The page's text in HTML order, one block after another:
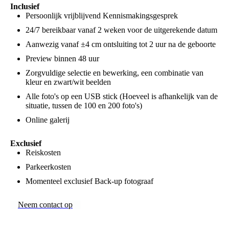
Inclusief
Persoonlijk vrijblijvend Kennismakingsgesprek
24/7 bereikbaar vanaf 2 weken voor de uitgerekende datum
Aanwezig vanaf ±4 cm ontsluiting tot 2 uur na de geboorte
Preview binnen 48 uur
Zorgvuldige selectie en bewerking, een combinatie van
kleur en zwart/wit beelden
Alle foto's op een USB stick (Hoeveel is afhankelijk van de
situatie, tussen de 100 en 200 foto's)
Online galerij
Exclusief
Reiskosten
Parkeerkosten
Momenteel exclusief Back-up fotograaf
Neem contact op